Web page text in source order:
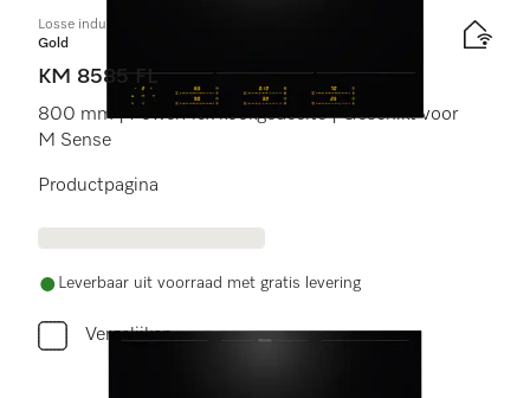
Losse inductiekookplaat
Gold
KM 8585 FL
800 mm | PowerFlex kookgedeelte | Geschikt voor
M Sense
Productpagina
Leverbaar uit voorraad met gratis levering
Vergelijken